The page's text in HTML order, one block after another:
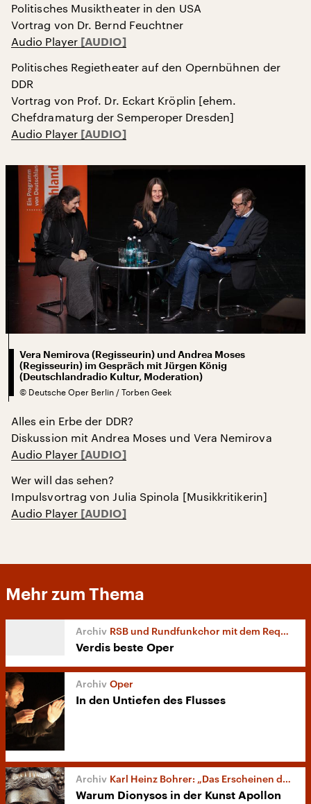
Politisches Musiktheater in den USA
Vortrag von Dr. Bernd Feuchtner
Audio Player
Politisches Regietheater auf den Opernbühnen der
DDR
Vortrag von Prof. Dr. Eckart Kröplin [ehem.
Chefdramaturg der Semperoper Dresden]
Audio Player
Vera Nemirova (Regisseurin) und Andrea Moses
(Regisseurin) im Gespräch mit Jürgen König
(Deutschlandradio Kultur, Moderation)
© Deutsche Oper Berlin / Torben Geek
Alles ein Erbe der DDR?
Diskussion mit Andrea Moses und Vera Nemirova
Audio Player
Wer will das sehen?
Impulsvortrag von Julia Spinola [Musikkritikerin]
Audio Player
Mehr zum Thema
RSB und Rundfunkchor mit dem Requiem
Verdis beste Oper
Oper
In den Untiefen des Flusses
Karl Heinz Bohrer: „Das Erscheinen des Dionysos“
Warum Dionysos in der Kunst Apollon